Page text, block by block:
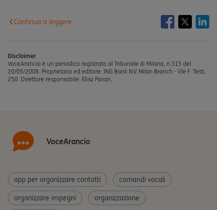
Continua a leggere
Disclaimer
VoceArancio è un periodico registrato al Tribunale di Milano, n.315 del
20/05/2008. Proprietario ed editore: ING Bank N.V. Milan Branch - V.le F. Testi,
250. Direttore responsabile: Elisa Pavan.
VoceArancio
app per organizzare contatti comandi vocali
organizzare impegni organizzazione